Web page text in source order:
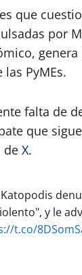
que
por
PyMEs.
falta de
que
de X.
y le
t.co/